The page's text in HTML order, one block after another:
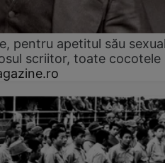
pentru apetitul său
scriitor, toate cocotele